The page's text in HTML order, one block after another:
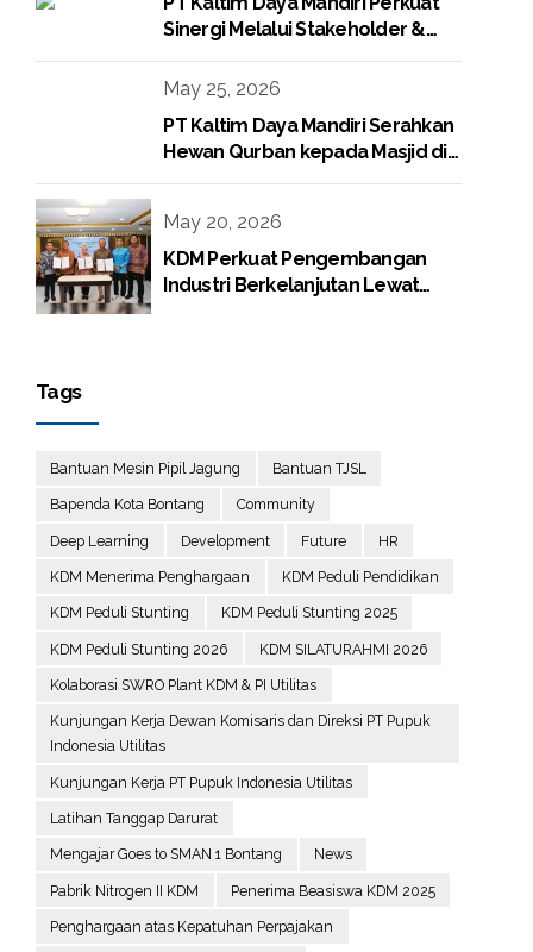
Sinergi Melalui Stakeholder &
Media Gathering
May 25, 2026
PT Kaltim Daya Mandiri Serahkan
Hewan Qurban kepada Masjid di
Lingkungan Perusahaan
May 20, 2026
KDM Perkuat Pengembangan
Industri Berkelanjutan Lewat
Tags
Bantuan Mesin Pipil Jagung Bantuan TJSL
Bapenda Kota Bontang Community
Deep Learning Development Future HR
KDM Menerima Penghargaan KDM Peduli Pendidikan
KDM Peduli Stunting KDM Peduli Stunting 2025
KDM Peduli Stunting 2026 KDM SILATURAHMI 2026
Kolaborasi SWRO Plant KDM & PI Utilitas
Kunjungan Kerja Dewan Komisaris dan Direksi PT Pupuk
Indonesia Utilitas
Kunjungan Kerja PT Pupuk Indonesia Utilitas
Latihan Tanggap Darurat
Mengajar Goes to SMAN 1 Bontang News
Pabrik Nitrogen II KDM Penerima Beasiswa KDM 2025
Penghargaan atas Kepatuhan Perpajakan